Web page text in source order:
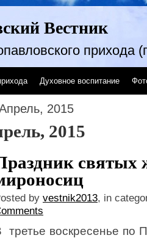
Вестник
прихода
Духовное воспитание
2015
2015
святых
by vestnik2013, in
третье воскресенье по